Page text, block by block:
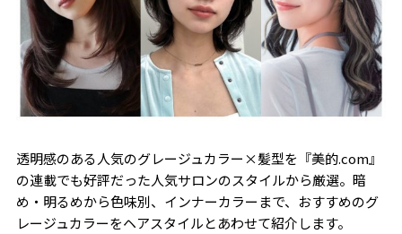
透明感のある人気のグレージュカラー×髪型を『美的.com』
の連載でも好評だった人気サロンのスタイルから厳選。暗
め・明るめから色味別、インナーカラーまで、おすすめのグ
レージュカラーをヘアスタイルとあわせて紹介します。